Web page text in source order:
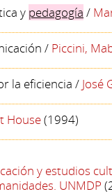
y pedagogía /
/ Piccini,
la eficiencia / José
House(1994)
y estudios
UNMDP